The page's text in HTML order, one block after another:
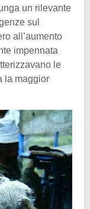
un rilevante
sul
all’aumento
impennata
le
la maggior